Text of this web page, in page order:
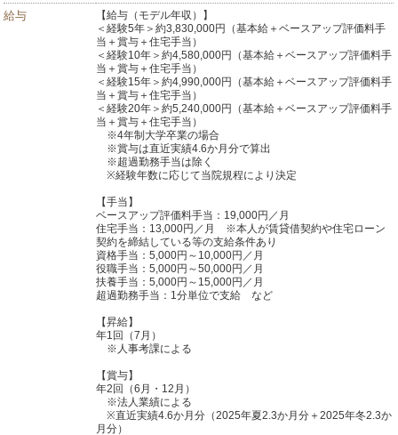
給与
【給与（モデル年収）】
＜経験5年＞約3,830,000円（基本給＋ベースアップ評価料手
当＋賞与＋住宅手当）
＜経験10年＞約4,580,000円（基本給＋ベースアップ評価料手
当＋賞与＋住宅手当）
＜経験15年＞約4,990,000円（基本給＋ベースアップ評価料手
当＋賞与＋住宅手当）
＜経験20年＞約5,240,000円（基本給＋ベースアップ評価料手
当＋賞与＋住宅手当）
※4年制大学卒業の場合
※賞与は直近実績4.6か月分で算出
※超過勤務手当は除く
※経験年数に応じて当院規程により決定
【手当】
ベースアップ評価料手当：19,000円／月
住宅手当：13,000円／月 ※本人が賃貸借契約や住宅ローン
契約を締結している等の支給条件あり
資格手当：5,000円～10,000円／月
役職手当：5,000円～50,000円／月
扶養手当：5,000円～15,000円／月
超過勤務手当：1分単位で支給 など
【昇給】
年1回（7月）
※人事考課による
【賞与】
年2回（6月・12月）
※法人業績による
※直近実績4.6か月分（2025年夏2.3か月分＋2025年冬2.3か
月分）